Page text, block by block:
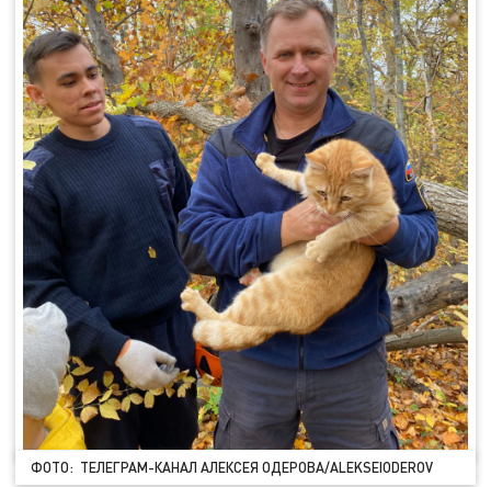
ФОТО: ТЕЛЕГРАМ-КАНАЛ АЛЕКСЕЯ ОДЕРОВА/ALEKSEIODEROV